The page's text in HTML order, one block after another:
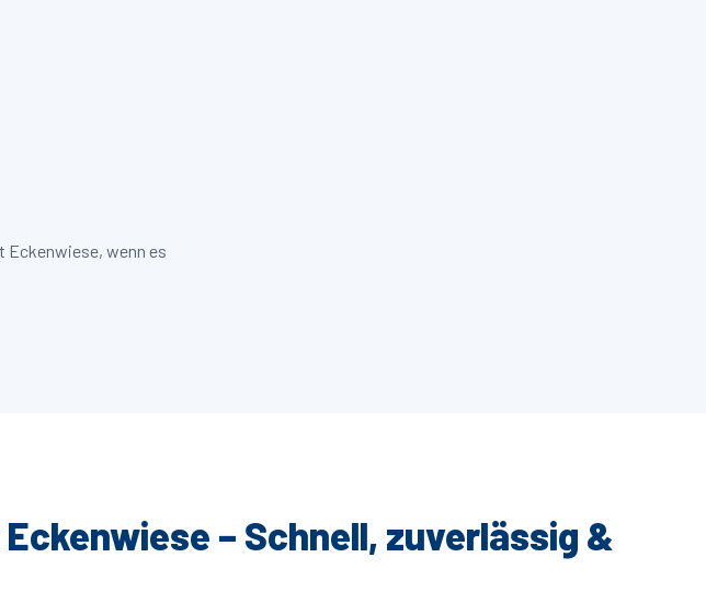
Eckenwiese, wenn es
– Schnell, zuverlässig &